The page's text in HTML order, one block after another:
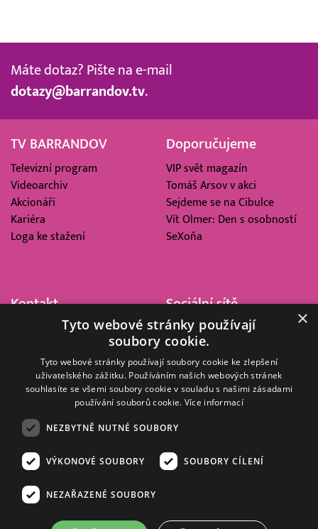
Máte dotaz? Pište na e-mail
dotazy@barrandov.tv.
TV BARRANDOV
Televizní program
Videoarchiv
Akcionáři
Kariéra
Loga ke stažení
Doporučujeme
VIP svět magazín
Tomáš Arsov v akci
Sejdeme se na Cibulce
Vít Olmer: Den s osobností
SeXoňa
Kontakt
Barrandov Televizní Studio,
Kříženeckého nám. 322
152 00 Praha 5
IČ 416 93 311
Sociální sítě
© 2008–2026 EMPRESA MEDIA, a.s. Všechna práva vyhrazena.
Zásady ochrany osobních a dalších zpracovávaných údajů
×
Tyto webové stránky používají
soubory cookie.
Tyto webové stránky používají soubory cookie ke zlepšení
uživatelského zážitku. Používáním našich webových stránek
souhlasíte se všemi soubory cookie v souladu s našimi zásadami
používání souborů cookie. Více informací
NEZBYTNĚ NUTNÉ SOUBORY
VÝKONOVÉ SOUBORY SOUBORY CÍLENÍ
NEZAŘAZENÉ SOUBORY